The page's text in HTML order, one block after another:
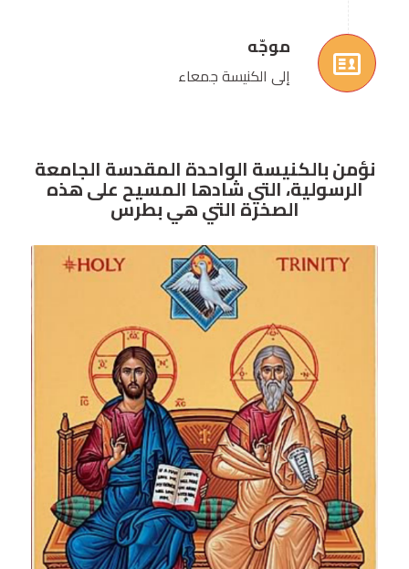
موجّه
إلى الكنيسة جمعاء
نؤمن بالكنيسة الواحدة المقدسة الجامعة
الرسولية، التي شادها المسيح على هذه
الصخرة التي هي بطرس